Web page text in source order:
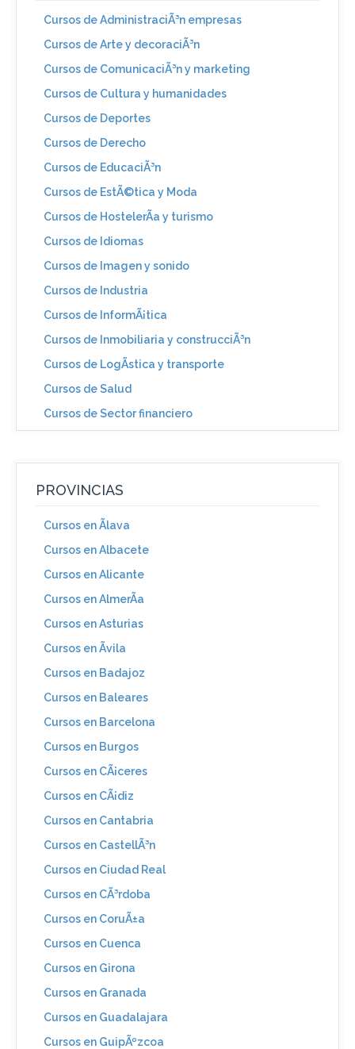
Cursos de AdministraciÃ³n empresas
Cursos de Arte y decoraciÃ³n
Cursos de ComunicaciÃ³n y marketing
Cursos de Cultura y humanidades
Cursos de Deportes
Cursos de Derecho
Cursos de EducaciÃ³n
Cursos de EstÃ©tica y Moda
Cursos de HostelerÃ­a y turismo
Cursos de Idiomas
Cursos de Imagen y sonido
Cursos de Industria
Cursos de InformÃ¡tica
Cursos de Inmobiliaria y construcciÃ³n
Cursos de LogÃ­stica y transporte
Cursos de Salud
Cursos de Sector financiero
PROVINCIAS
Cursos en Ãlava
Cursos en Albacete
Cursos en Alicante
Cursos en AlmerÃ­a
Cursos en Asturias
Cursos en Ãvila
Cursos en Badajoz
Cursos en Baleares
Cursos en Barcelona
Cursos en Burgos
Cursos en CÃ¡ceres
Cursos en CÃ¡diz
Cursos en Cantabria
Cursos en CastellÃ³n
Cursos en Ciudad Real
Cursos en CÃ³rdoba
Cursos en CoruÃ±a
Cursos en Cuenca
Cursos en Girona
Cursos en Granada
Cursos en Guadalajara
Cursos en GuipÃºzcoa